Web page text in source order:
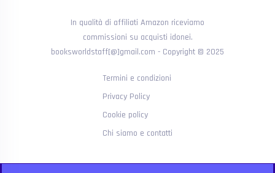
In qualità di affiliati Amazon riceviamo
commissioni su acquisti idonei.
booksworldstaff[@]gmail.com - Copyright © 2025
Termini e condizioni
Privacy Policy
Cookie policy
Chi siamo e contatti